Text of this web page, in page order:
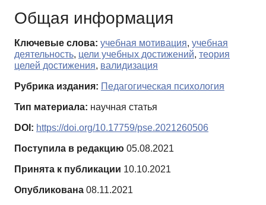
Общая информация
Ключевые слова: учебная мотивация, учебная
деятельность, цели учебных достижений, теория
целей достижения, валидизация
Рубрика издания: Педагогическая психология
Тип материала: научная статья
DOI: https://doi.org/10.17759/pse.2021260506
Поступила в редакцию 05.08.2021
Принята к публикации 10.10.2021
Опубликована 08.11.2021